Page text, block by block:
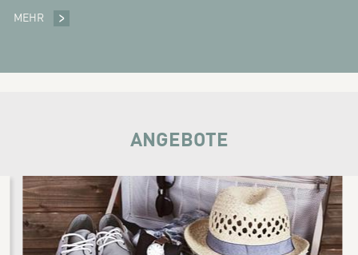
MEHR SEHENSWÜRDIGKEITEN
ANGEBOTE